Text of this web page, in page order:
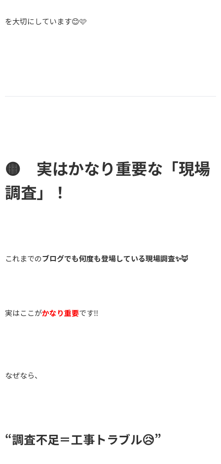
を大切にしています😊🩷
🟡 実はかなり重要な「現場
調査」！
これまでのブログでも何度も登場している現場調査✨🦊
実はここがかなり重要です‼️
なぜなら、
“調査不足＝工事トラブル😥”